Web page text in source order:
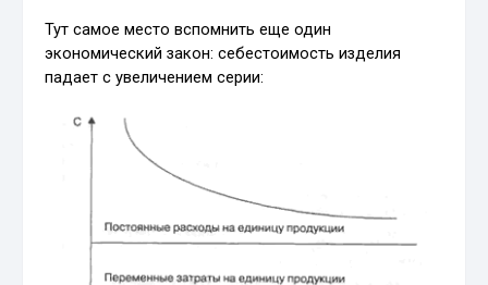
Тут самое место вспомнить еще один
экономический закон: себестоимость изделия
падает с увеличением серии: